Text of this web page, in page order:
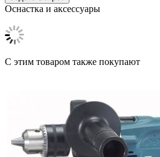
Оснастка и аксессуары
C этим товаром также покупают